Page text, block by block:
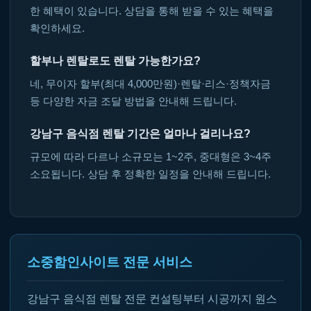
한 혜택이 있습니다. 상담을 통해 받을 수 있는 혜택을
확인하세요.
할부나 렌탈로도 렌탈 가능한가요?
네, 무이자 할부(최대 4,000만원)·렌탈·리스·정책자금
등 다양한 자금 조달 방법을 안내해 드립니다.
강남구 음식점 렌탈 기간은 얼마나 걸리나요?
규모에 따라 다르나 소규모는 1~2주, 중대형은 3~4주
소요됩니다. 상담 후 정확한 일정을 안내해 드립니다.
소중함인사이트 전문 서비스
강남구 음식점 렌탈 전문 컨설팅부터 시공까지 원스